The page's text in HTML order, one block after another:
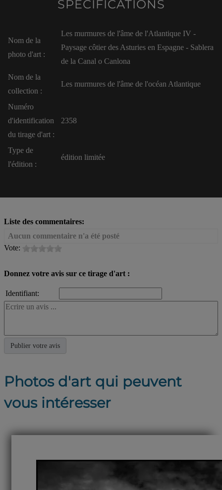
SPÉCIFICATIONS
Nom de la
photo d'art :
Les murmures de l'âme de l'Atlantique IV -
Paysage côtier des Asturies en Espagne - Sablera
de la Canal o Canlona
Nom de la
collection :
Les murmures de l'âme de l'océan Atlantique
Numéro
d'identification
du tirage d'art :
2358
Type de
l'édition :
édition limitée
Liste des commentaires:
Aucun commentaire n'a été posté
Vote:
Donnez votre avis sur ce tirage d'art :
Identifiant:
Photos d'art qui peuvent
vous intéresser